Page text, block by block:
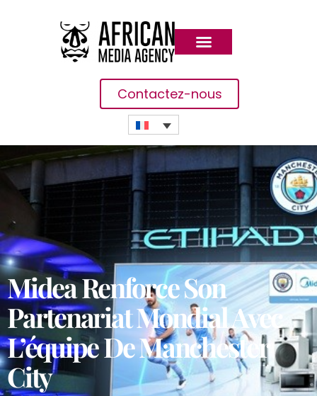
Contactez-nous
Midea Renforce Son
Partenariat Mondial Avec
L’équipe De Manchester
City